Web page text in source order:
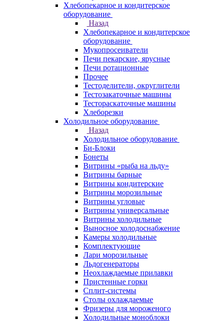
Хлебопекарное и кондитерское
оборудование
Назад
Хлебопекарное и кондитерское
оборудование
Мукопросеиватели
Печи пекарские, ярусные
Печи ротационные
Прочее
Тестоделители, округлители
Тестозакаточные машины
Тестораскаточные машины
Хлеборезки
Холодильное оборудование
Назад
Холодильное оборудование
Би-Блоки
Бонеты
Витрины «рыба на льду»
Витрины барные
Витрины кондитерские
Витрины морозильные
Витрины угловые
Витрины универсальные
Витрины холодильные
Выносное холодоснабжение
Камеры холодильные
Комплектующие
Лари морозильные
Льдогенераторы
Неохлаждаемые прилавки
Пристенные горки
Сплит-системы
Столы охлаждаемые
Фризеры для мороженого
Холодильные моноблоки